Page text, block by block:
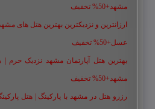
مشهد+50% تخفیف
ارزانترین و نزدیکترین بهترین هتل های
عسل+50% تخفیف
بهترین هتل آپارتمان مشهد نزدیک حرم |
مشهد+50% تخفیف